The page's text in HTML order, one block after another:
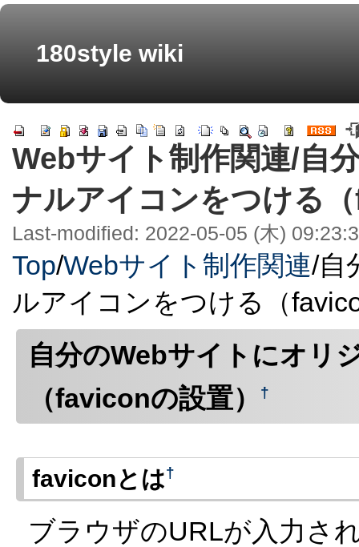
180style wiki
Webサイト制作関連/自
ナルアイコンをつける
Last-modified: 2022-05-05 (木)
Top/Webサイト制作関連/自
ルアイコンをつける（
自分のWebサイトにオリ
（faviconの設置）
†
faviconとは†
ブラウザのURLが入力さ